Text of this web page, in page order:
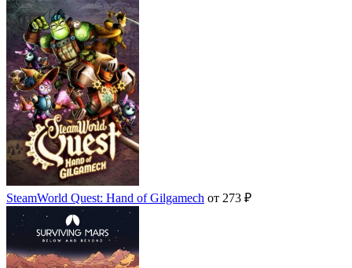
SteamWorld Quest: Hand of Gilgamech от 273 ₽